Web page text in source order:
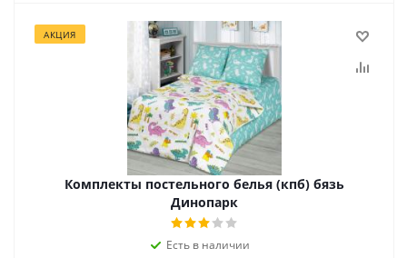
АКЦИЯ
Комплекты постельного белья (кпб) бязь
Динопарк
Есть в наличии